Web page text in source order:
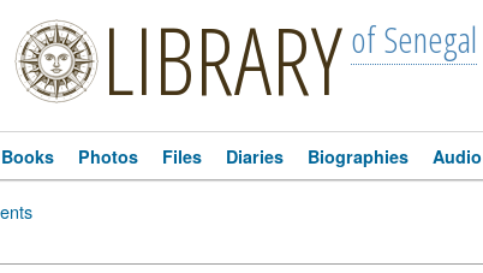
LIBRARY of Senegal
Books Photos Files Diaries Biographies Audio